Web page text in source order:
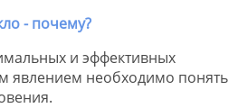
и эффективных
явлением необходимо понять